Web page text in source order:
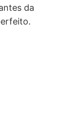
da